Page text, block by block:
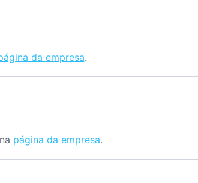
da empresa.
página da empresa.